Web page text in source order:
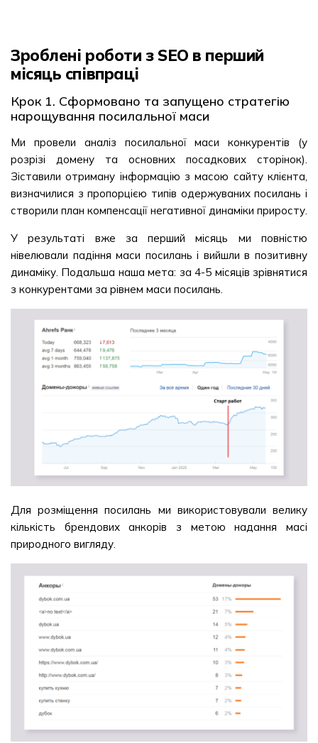
Зроблені роботи з SEO в перший
місяць співпраці
Крок 1. Сформовано та запущено стратегію
нарощування посилальної маси
Ми провели аналіз посилальної маси конкурентів (у
розрізі домену та основних посадкових сторінок).
Зіставили отриману інформацію з масою сайту клієнта,
визначилися з пропорцією типів одержуваних посилань і
створили план компенсації негативної динаміки приросту.
У результаті вже за перший місяць ми повністю
нівелювали падіння маси посилань і вийшли в позитивну
динаміку. Подальша наша мета: за 4-5 місяців зрівнятися
з конкурентами за рівнем маси посилань.
Для розміщення посилань ми використовували велику
кількість брендових анкорів з метою надання масі
природного вигляду.